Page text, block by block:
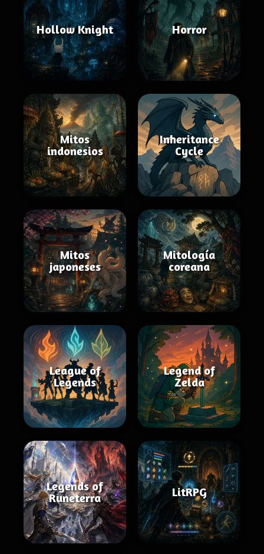
Hollow Knight Horror
Mitos
indonesios
Inheritance
Cycle
Mitos
japoneses
Mitología
coreana
League of
Legends
Legend of
Zelda
Legends of
Runeterra
LitRPG